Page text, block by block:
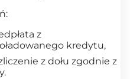
z
kredytu,
z dołu zgodnie z